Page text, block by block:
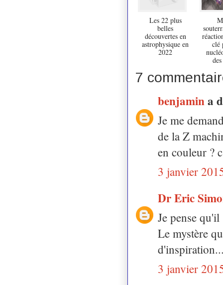
Les 22 plus
belles
découvertes en
astrophysique en
2022
clé
7
benjamina
Je me
de la Z
en couleur ?
3 janvier
Dr Eric
Je pense
Le mystère
3 janvier